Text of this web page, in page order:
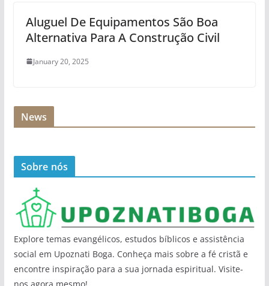
Aluguel De Equipamentos São Boa
Alternativa Para A Construção Civil
January 20, 2025
News
Sobre nós
Explore temas evangélicos, estudos bíblicos e assistência
social em Upoznati Boga. Conheça mais sobre a fé cristã e
encontre inspiração para a sua jornada espiritual. Visite-